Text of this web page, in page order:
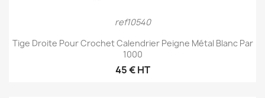
ref10540
Tige Droite Pour Crochet Calendrier Peigne Métal Blanc Par
1000
45 € HT